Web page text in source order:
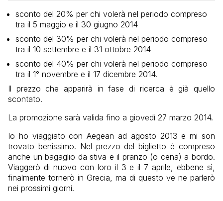
sconto del 20% per chi volerà nel periodo compreso
tra il 5 maggio e il 30 giugno 2014
sconto del 30% per chi volerà nel periodo compreso
tra il 10 settembre e il 31 ottobre 2014
sconto del 40% per chi volerà nel periodo compreso
tra il 1° novembre e il 17 dicembre 2014.
Il prezzo che apparirà in fase di ricerca è già quello
scontato.
La promozione sarà valida fino a giovedì 27 marzo 2014.
Io ho viaggiato con Aegean ad agosto 2013 e mi son
trovato benissimo. Nel prezzo del biglietto è compreso
anche un bagaglio da stiva e il pranzo (o cena) a bordo.
Viaggerò di nuovo con loro il 3 e il 7 aprile, ebbene sì,
finalmente tornerò in Grecia, ma di questo ve ne parlerò
nei prossimi giorni.